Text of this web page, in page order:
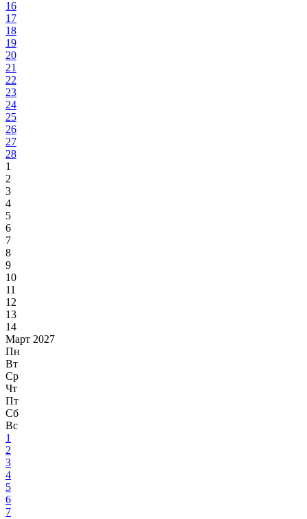
16
17
18
19
20
21
22
23
24
25
26
27
28
1
2
3
4
5
6
7
8
9
10
11
12
13
14
Март 2027
Пн
Вт
Ср
Чт
Пт
Сб
Вс
1
2
3
4
5
6
7